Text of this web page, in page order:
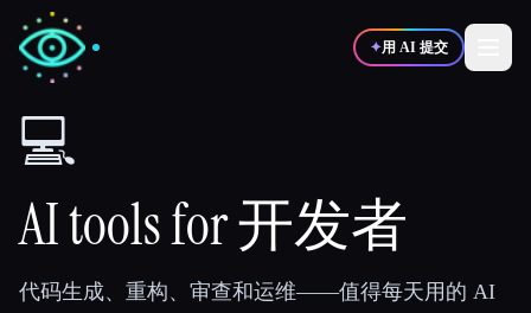
✦用 AI 提交
✍️
💻 📈 营销
💻
AI tools for 开发者
代码生成、重构、审查和运维——值得每天用的 AI